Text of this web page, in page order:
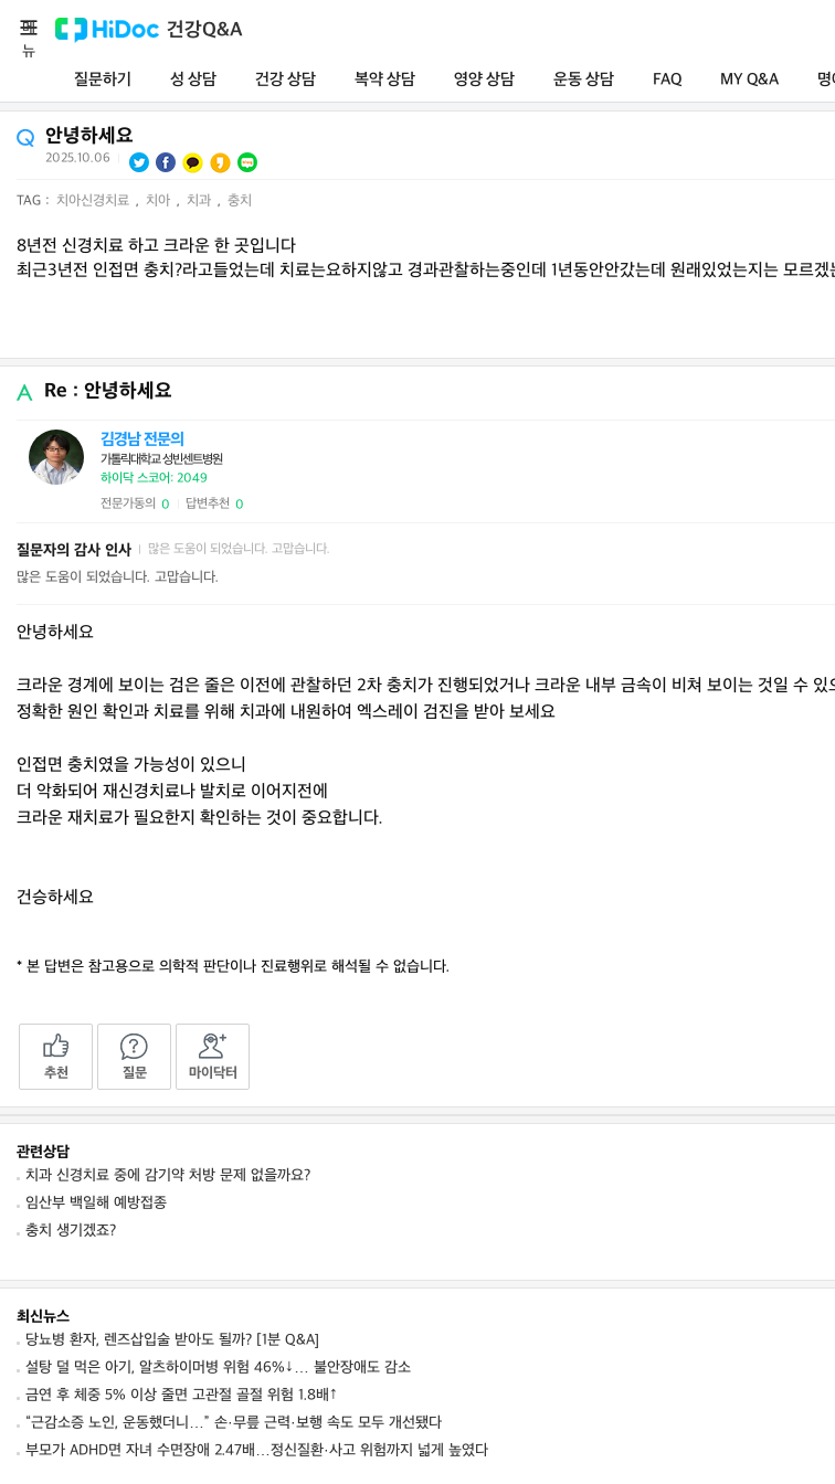
건강Q&A
질문하기 성 상담 건강 상담 복약 상담 영양 상담 운동 상담 FAQ MY Q&A
메
뉴
안녕하세요
2025.10.06
TAG : 치아신경치료 , 치아 , 치과 , 충치
8년전 신경치료 하고 크라운 한 곳입니다
최근3년전 인접면 충치?라고들었는데 치료는요하지않고 경과관찰하는중인데 1년동안안갔는데 원래있었는지는 모르
Re : 안녕하세요
김경남 전문의
가톨릭대학교 성빈센트병원
하이닥 스코어: 2049
전문가동의 0 답변추천 0
질문자의 감사 인사 많은 도움이 되었습니다. 고맙습니다.
많은 도움이 되었습니다. 고맙습니다.
안녕하세요
크라운 경계에 보이는 검은 줄은 이전에 관찰하던 2차 충치가 진행되었거나 크라운 내부 금속이 비쳐 보이는 것일 수 있
정확한 원인 확인과 치료를 위해 치과에 내원하여 엑스레이 검진을 받아 보세요
인접면 충치였을 가능성이 있으니
더 악화되어 재신경치료나 발치로 이어지전에
크라운 재치료가 필요한지 확인하는 것이 중요합니다.
건승하세요
* 본 답변은 참고용으로 의학적 판단이나 진료행위로 해석될 수 없습니다.
추천 질문 마이닥터
관련상담
치과 신경치료 중에 감기약 처방 문제 없을까요?
임산부 백일해 예방접종
충치 생기겠죠?
최신뉴스
당뇨병 환자, 렌즈삽입술 받아도 될까? [1분 Q&A]
설탕 덜 먹은 아기, 알츠하이머병 위험 46%↓… 불안장애도 감소
금연 후 체중 5% 이상 줄면 고관절 골절 위험 1.8배↑
“근감소증 노인, 운동했더니…” 손·무릎 근력·보행 속도 모두 개선됐다
부모가 ADHD면 자녀 수면장애 2.47배…정신질환·사고 위험까지 넓게 높였다